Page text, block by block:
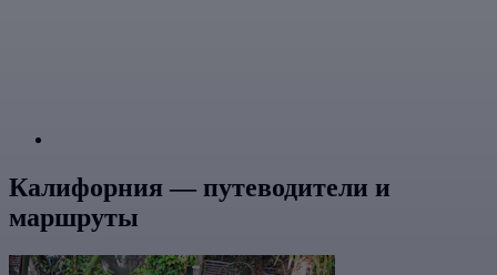
Калифорния — путеводители и
маршруты